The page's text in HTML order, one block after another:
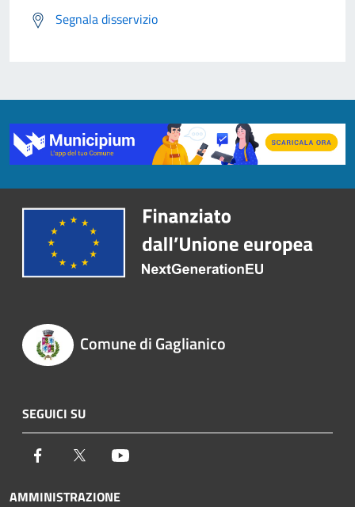
Segnala disservizio
Comune di Gaglianico
SEGUICI SU
Facebook Twitter
AMMINISTRAZIONE